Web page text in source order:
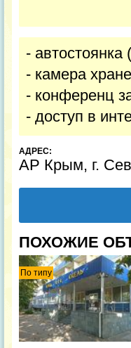
- автостоянка
- камера
- конференц
- доступ в
АДРЕС:
АР Крым, г.
ПОХОЖИЕ
По типу